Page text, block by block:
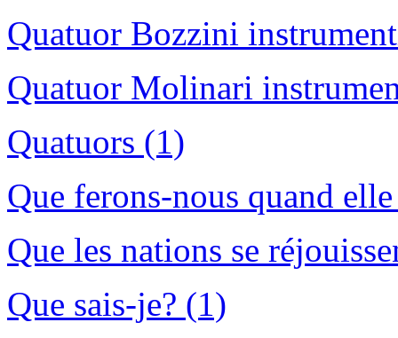
Quatuor Bozzini
Quatuor Molinari
Quatuors (1)
Que ferons-nous quand
Que les nations se
Que sais-je? (1)